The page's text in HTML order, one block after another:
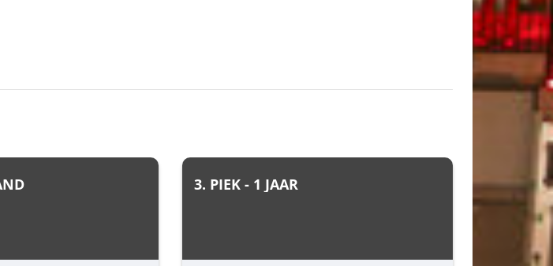
3. PIEK - 1 JAAR